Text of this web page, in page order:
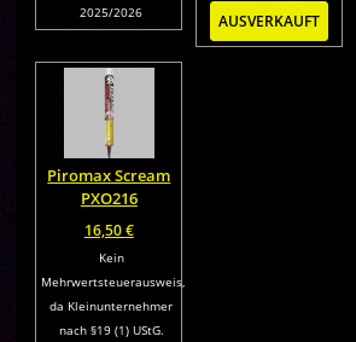
2025/2026
AUSVERKAUFT
Piromax Scream
PXO216
16,50€
Kein
Mehrwertsteuerausweis,
da Kleinunternehmer
nach §19 (1) UStG.